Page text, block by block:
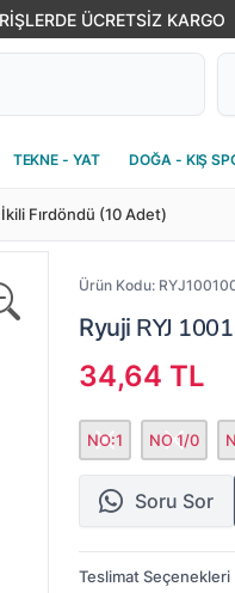
ÜCRETSİZ KARGO
TEKNE - YAT DOĞA - KIŞ
İkili Fırdöndü (10 Adet)
Ürün Kodu:
Ryuji RYJ
34,64 TL
NO:1 NO 1/0
Soru Sor
Teslimat Seçenekleri